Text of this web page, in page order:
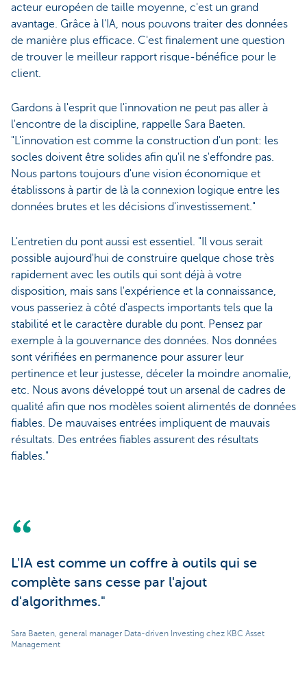
acteur européen de taille moyenne, c'est un grand
avantage. Grâce à l'IA, nous pouvons traiter des données
de manière plus efficace. C'est finalement une question
de trouver le meilleur rapport risque-bénéfice pour le
client.
Gardons à l'esprit que l'innovation ne peut pas aller à
l'encontre de la discipline, rappelle Sara Baeten.
"L'innovation est comme la construction d'un pont: les
socles doivent être solides afin qu'il ne s'effondre pas.
Nous partons toujours d'une vision économique et
établissons à partir de là la connexion logique entre les
données brutes et les décisions d'investissement."
L'entretien du pont aussi est essentiel. "Il vous serait
possible aujourd'hui de construire quelque chose très
rapidement avec les outils qui sont déjà à votre
disposition, mais sans l'expérience et la connaissance,
vous passeriez à côté d'aspects importants tels que la
stabilité et le caractère durable du pont. Pensez par
exemple à la gouvernance des données. Nos données
sont vérifiées en permanence pour assurer leur
pertinence et leur justesse, déceler la moindre anomalie,
etc. Nous avons développé tout un arsenal de cadres de
qualité afin que nos modèles soient alimentés de données
fiables. De mauvaises entrées impliquent de mauvais
résultats. Des entrées fiables assurent des résultats
fiables."
L'IA est comme un coffre à outils qui se
complète sans cesse par l'ajout
d'algorithmes."
Sara Baeten, general manager Data-driven Investing chez KBC Asset
Management